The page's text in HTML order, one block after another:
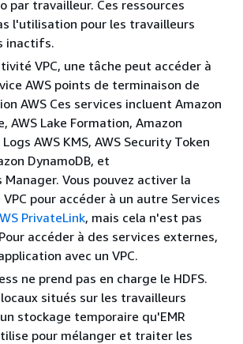
par travailleur. Ces ressources
l'utilisation pour les travailleurs
inactifs.
VPC, une tâche peut accéder à
AWS points de terminaison de
AWS Ces services incluent Amazon
AWS Lake Formation, Amazon
AWS KMS, AWS Security Token
DynamoDB, et
Manager. Vous pouvez activer la
pour accéder à un autre Services
PrivateLink, mais cela n'est pas
accéder à des services externes,
avec un VPC.
ne prend pas en charge le HDFS.
situés sur les travailleurs
stockage temporaire qu'EMR
pour mélanger et traiter les